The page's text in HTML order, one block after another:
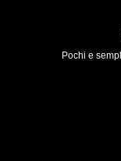
Pochi e